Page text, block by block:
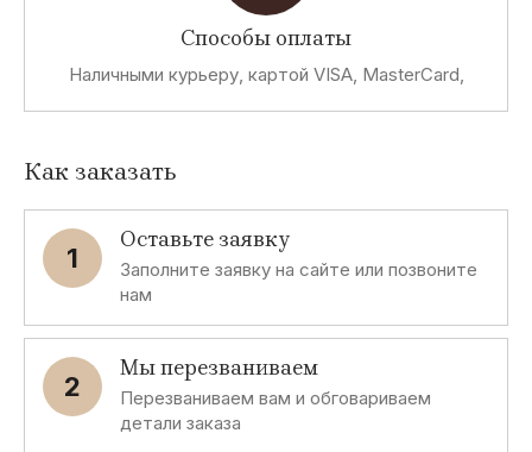
Способы оплаты
Наличными курьеру, картой VISA, MasterCard,
Как заказать
1
Оставьте заявку
Заполните заявку на сайте или позвоните
нам
2
Мы перезваниваем
Перезваниваем вам и обговариваем
детали заказа